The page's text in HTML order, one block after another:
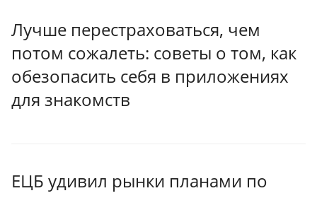
Лучше перестраховаться, чем
потом сожалеть: советы о том, как
обезопасить себя в приложениях
для знакомств
ЕЦБ удивил рынки планами по